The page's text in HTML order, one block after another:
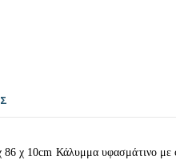
χ 10cm Κάλυμμα υφασμάτινο με